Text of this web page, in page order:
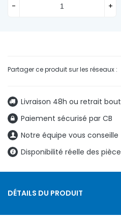
Livraison 48h ou retrait
Paiement sécurisé par CB
Notre équipe vous conseille
Disponibilité réelle des
- +
DÉTAILS DU PRODUIT